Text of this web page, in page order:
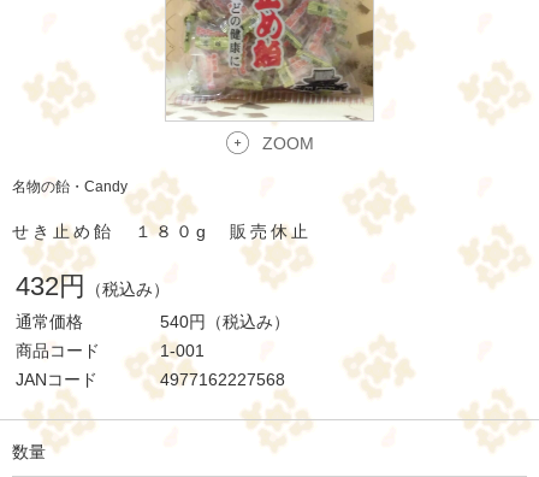
ZOOM
名物の飴・Candy
せき止め飴 １８０g 販売休止
432円
（税込み）
通常価格
540円
（税込み）
商品コード
1-001
JANコード
4977162227568
数量